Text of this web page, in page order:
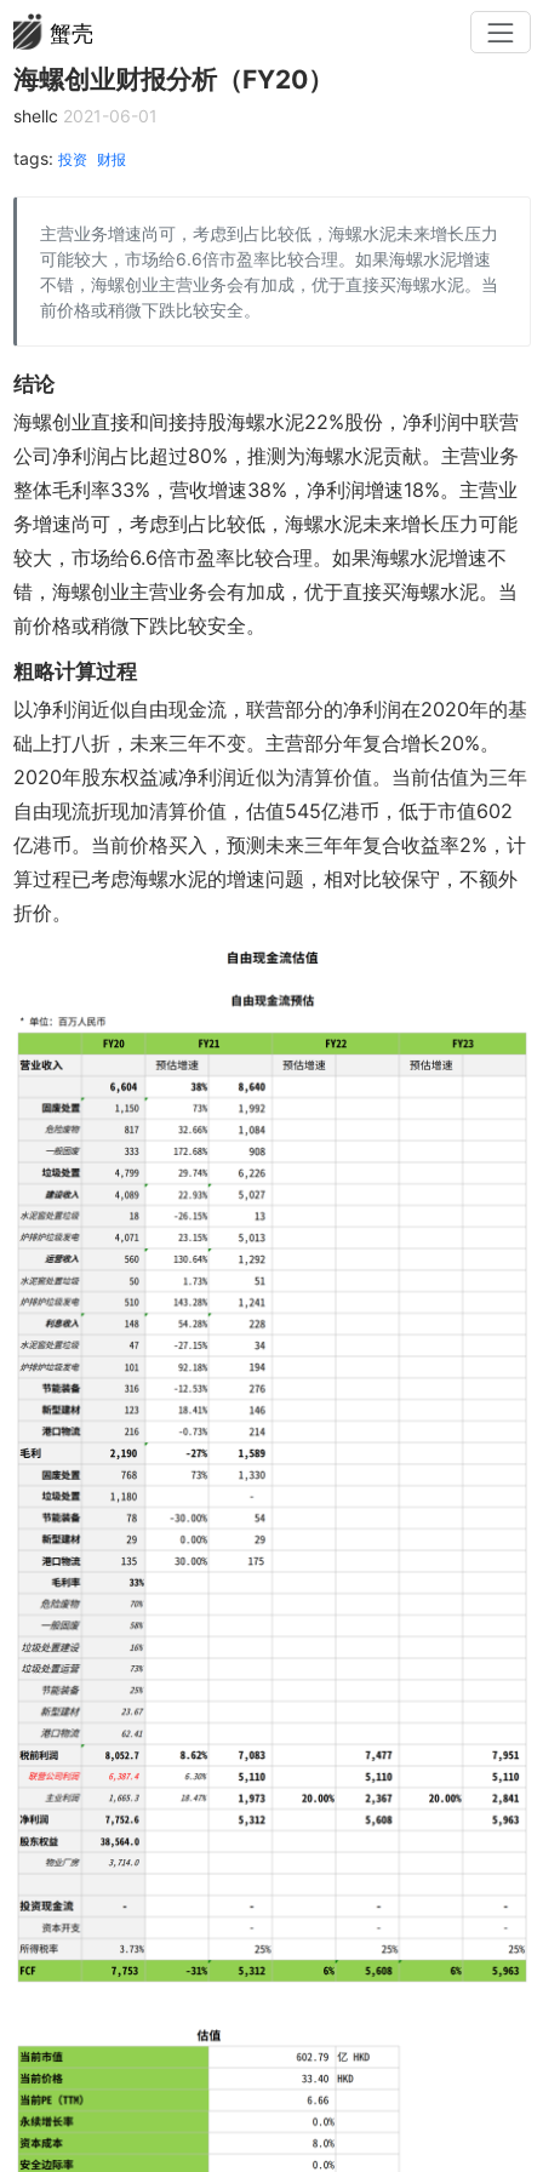
蟹壳
海螺创业财报分析（FY20）
shellc 2021-06-01
tags: 投资 财报
主营业务增速尚可，考虑到占比较低，海螺水泥未来增长压力
可能较大，市场给6.6倍市盈率比较合理。如果海螺水泥增速
不错，海螺创业主营业务会有加成，优于直接买海螺水泥。当
前价格或稍微下跌比较安全。
结论
海螺创业直接和间接持股海螺水泥22%股份，净利润中联营
公司净利润占比超过80%，推测为海螺水泥贡献。主营业务
整体毛利率33%，营收增速38%，净利润增速18%。主营业
务增速尚可，考虑到占比较低，海螺水泥未来增长压力可能
较大，市场给6.6倍市盈率比较合理。如果海螺水泥增速不
错，海螺创业主营业务会有加成，优于直接买海螺水泥。当
前价格或稍微下跌比较安全。
粗略计算过程
以净利润近似自由现金流，联营部分的净利润在2020年的基
础上打八折，未来三年不变。主营部分年复合增长20%。
2020年股东权益减净利润近似为清算价值。当前估值为三年
自由现流折现加清算价值，估值545亿港币，低于市值602
亿港币。当前价格买入，预测未来三年年复合收益率2%，计
算过程已考虑海螺水泥的增速问题，相对比较保守，不额外
折价。